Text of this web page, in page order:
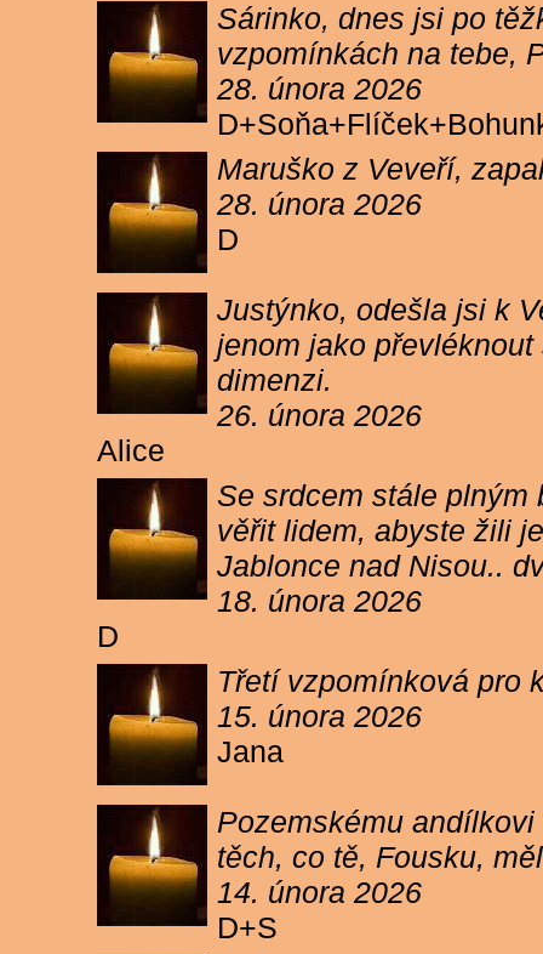
Sárinko, dnes jsi po
vzpomínkách na tebe,
28. února 2026
Maruško z Veveří,
28. února 2026
D
Justýnko, odešla jsi k
jenom jako
dimenzi.
26. února 2026
Alice
Se srdcem stále
věřit lidem, abyste žili
Jablonce nad Nisou..
18. února 2026
D
Třetí vzpomínková pro
15. února 2026
Jana
Pozemskému
těch, co tě, Fousku,
14. února 2026
D+S